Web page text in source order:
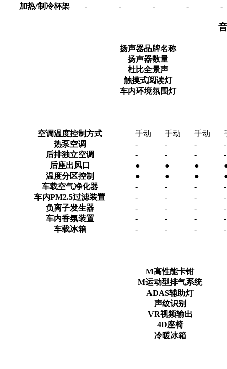
加热/制冷杯架
- - - - -
扬声器品牌名称
扬声器数量
杜比全景声
触摸式阅读灯
车内环境氛围灯
空调温度控制方式 手动 手动 手动
热泵空调
- - -
-
后排独立空调
- - -
-
后座出风口
● ● ●
温度分区控制
● ● ●
车载空气净化器
- - -
-
车内PM2.5过滤装置
- - -
-
负离子发生器
- - -
-
车内香氛装置
- - -
-
车载冰箱
- - - -
M高性能卡钳
M运动型排气系统
ADAS辅助灯
声纹识别
VR视频输出
4D座椅
冷暖冰箱